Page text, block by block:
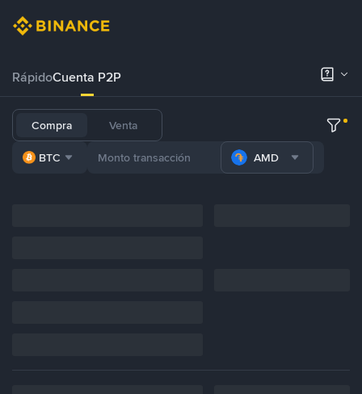
RápidoCuenta P2P
Compra Venta
BTC AMD